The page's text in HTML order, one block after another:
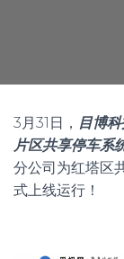
3月31日， 目博
片区共享停车系
分公司为红塔区
式上线运行！